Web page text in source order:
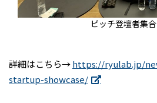
ピッチ登壇者集
詳細はこちら→https://ryulab.jp/
startup-showcase/